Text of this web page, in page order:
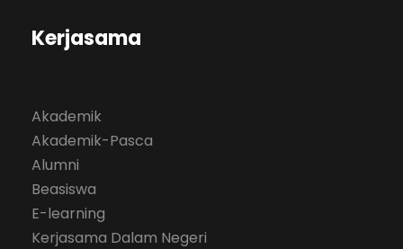
Kerjasama
Akademik
Akademik-Pasca
Alumni
Beasiswa
E-learning
Kerjasama Dalam Negeri